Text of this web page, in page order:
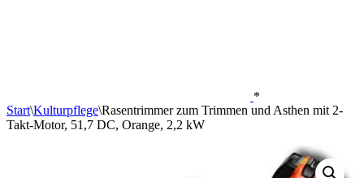
*
Start\Kulturpflege\Rasentrimmer zum Trimmen und Asthen mit 2-
Takt-Motor, 51,7 DC, Orange, 2,2 kW